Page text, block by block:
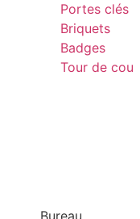
Portes clés
Briquets
Badges
Tour de cou